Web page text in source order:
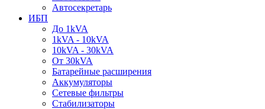
Автосекретарь
ИБП
До 1kVA
1kVA - 10kVA
10kVA - 30kVA
От 30kVA
Батарейные расширения
Аккумуляторы
Сетевые фильтры
Стабилизаторы